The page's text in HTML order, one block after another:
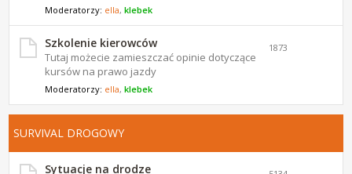
Moderatorzy: ella,klebek
Szkolenie kierowców
Tutaj możecie zamieszczać opinie dotyczące
kursów na prawo jazdy
Moderatorzy: ella,klebek
1873
SURVIVAL DROGOWY
Sytuacje na drodze